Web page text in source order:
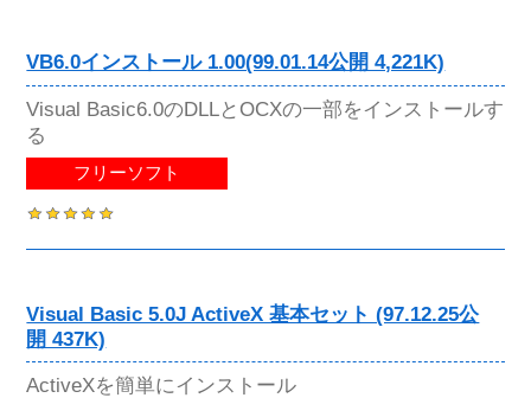
VB6.0インストール 1.00(99.01.14公開 4,221K)
Visual Basic6.0のDLLとOCXの一部をインストールす
る
フリーソフト
Visual Basic 5.0J ActiveX 基本セット (97.12.25公
開 437K)
ActiveXを簡単にインストール